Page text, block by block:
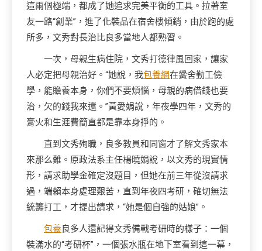
這兩個極端，都成了她追求完美平衡的工具。拉著室
友一路“創業”，進了化裝品在宿舍樓傾銷，由於跑的處
所多，文秀對長治比良多當地人都熟習。
一次，母親生病住院，文秀打德律風回家，讓家
人必定把母親治好。“她說，我包養網在黌舍勤工儉
學，能贍養本身，你們不要煩惱，母親的病借錢也要
治，欠的錢我來還。”黃愛娟說，年夜學四年，文秀的
膏火和生涯費簡直都是靠本身掙的。
直到文秀殉職，良多教員和同窗才了解文秀家本
來那么難。原政法系主任楊曉娟說，以文秀的現實情
形，請求助學金確定沒題目，但她在前三年從沒請求
過，端賴本身處理艱苦，直到年夜四考研，確切無法
統籌打工，才提出請求，“她是個自強的姑娘”。
包養良多人還記得文秀備戰考研時的樣子：一個
裝滿水的“考研杯”，一個張水瓶在地下室看到這一幕，